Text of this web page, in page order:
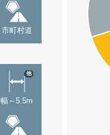
市町村道
幅～5.5m
他